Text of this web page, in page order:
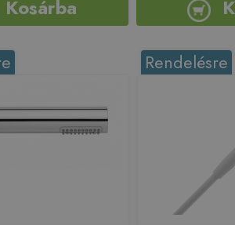
Kosárba
Rendelésre